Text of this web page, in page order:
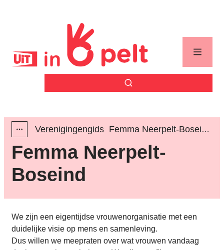
Zoek tonen / verbergen
Menu
Toon alle broodkruimel items
Verenigingengids Femma Neerpelt-Boseind
Femma Neerpelt-
Boseind
We zijn een eigentijdse vrouwenorganisatie met een
duidelijke visie op mens en samenleving.
Dus willen we meepraten over wat vrouwen vandaag